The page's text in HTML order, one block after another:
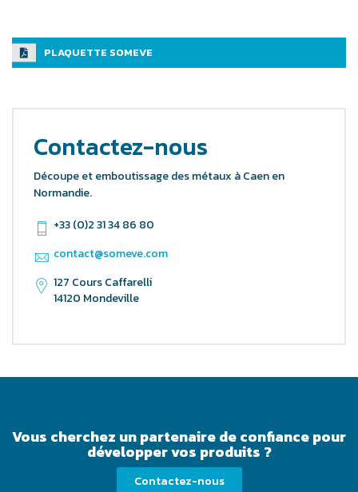
PLAQUETTE SOMEVE
Contactez-nous
Découpe et emboutissage des métaux à Caen en
Normandie.
+33 (0)2 31 34 86 80
contact@someve.com
127 Cours Caffarelli
14120 Mondeville
Vous cherchez un partenaire de confiance pour
développer vos produits ?
Contactez-nous